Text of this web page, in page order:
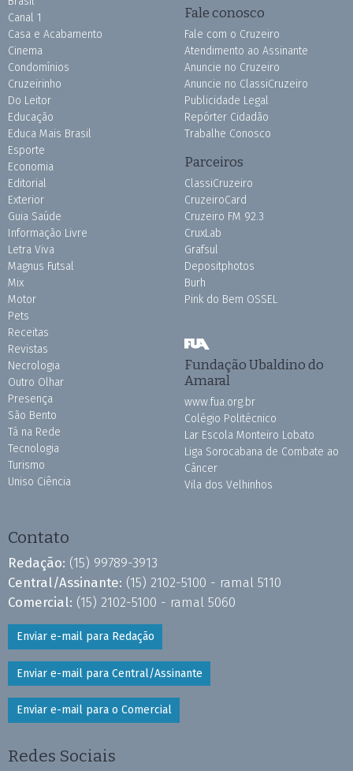
Canal 1
Casa e Acabamento
Cinema
Condomínios
Cruzeirinho
Do Leitor
Educação
Educa Mais Brasil
Esporte
Economia
Editorial
Exterior
Guia Saúde
Informação Livre
Letra Viva
Magnus Futsal
Mix
Motor
Pets
Receitas
Revistas
Necrologia
Outro Olhar
Presença
São Bento
Tá na Rede
Tecnologia
Turismo
Uniso Ciência
Fale conosco
Fale com o Cruzeiro
Atendimento ao Assinante
Anuncie no Cruzeiro
Anuncie no ClassiCruzeiro
Publicidade Legal
Repórter Cidadão
Trabalhe Conosco
Parceiros
ClassiCruzeiro
CruzeiroCard
Cruzeiro FM 92.3
CruxLab
Grafsul
Depositphotos
Burh
Pink do Bem OSSEL
Fundação Ubaldino do
Amaral
www.fua.org.br
Colégio Politécnico
Lar Escola Monteiro Lobato
Liga Sorocabana de Combate ao
Câncer
Vila dos Velhinhos
Contato
Redação: (15) 99789-3913
Central/Assinante: (15) 2102-5100 - ramal 5110
Comercial: (15) 2102-5100 - ramal 5060
Enviar e-mail para Redação
Enviar e-mail para Central/Assinante
Enviar e-mail para o Comercial
Redes Sociais